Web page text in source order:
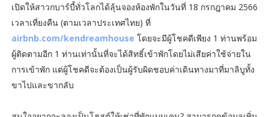
เปิดให้สาวกบาร์บี้ทั่วโลกได้ลุ้นจองห้องพักในวันที่ 18 กรกฎาคม 2566
เวลาเที่ยงคืน (ตามเวลาประเทศไทย) ที่
airbnb.com/kendreamhouse โดยจะมีผู้โชคดีเพียง 1 ท่านพร้อม
ผู้ติดตามอีก 1 ท่านเท่านั้นที่จะได้สิทธิ์เข้าพักโดยไม่เสียค่าใช้จ่ายใน
การเข้าพัก แต่ผู้โชคดีจะต้องเป็นผู้รับผิดชอบค่าเดินทางมาที่มาลิบูทั้ง
ขาไปและขากลับ